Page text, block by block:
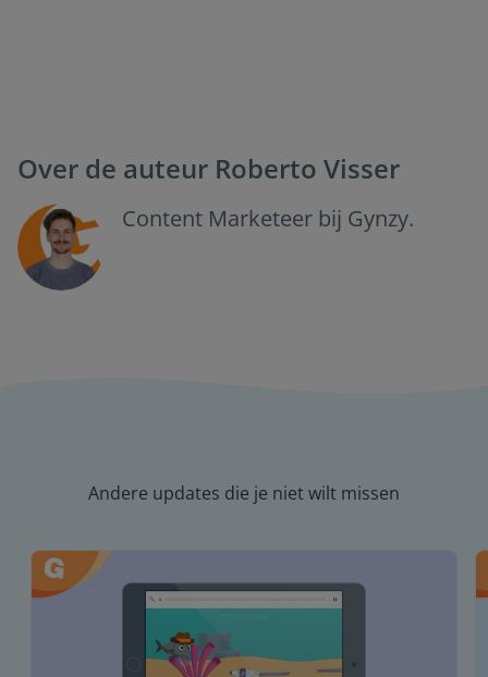
Over de auteur Roberto Visser
Content Marketeer bij Gynzy.
Andere updates die je niet wilt missen